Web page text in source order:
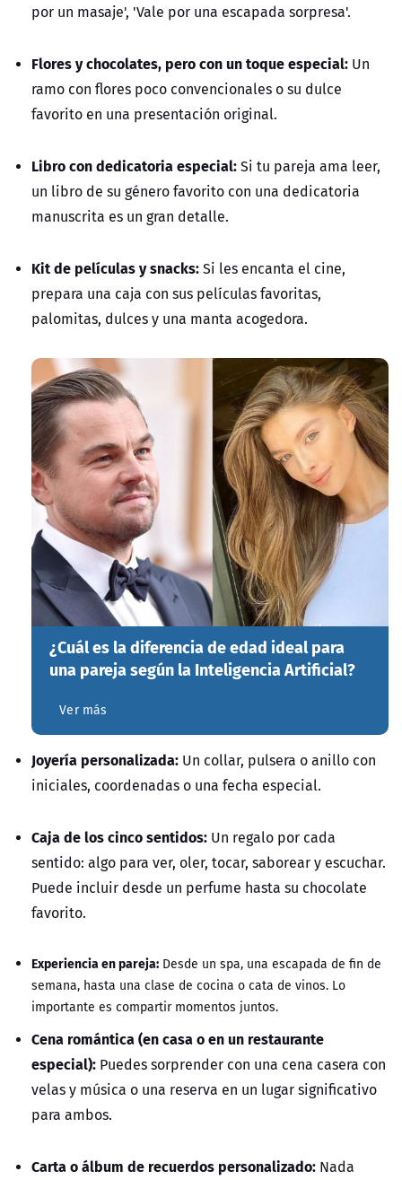
por un masaje', 'Vale por una escapada sorpresa'.
Flores y chocolates, pero con un toque especial: Un
ramo con flores poco convencionales o su dulce
favorito en una presentación original.
Libro con dedicatoria especial:Si tu pareja ama leer,
un libro de su género favorito con una dedicatoria
manuscrita es un gran detalle.
Kit de películas y snacks:Si les encanta el cine,
prepara una caja con sus películas favoritas,
palomitas, dulces y una manta acogedora.
¿Cuál es la diferencia de edad ideal para
una pareja según la Inteligencia Artificial?
Ver más
Joyería personalizada: Un collar, pulsera o anillo con
iniciales, coordenadas o una fecha especial.
Caja de los cinco sentidos: Un regalo por cada
sentido: algo para ver, oler, tocar, saborear y escuchar.
Puede incluir desde un perfume hasta su chocolate
favorito.
Experiencia en pareja: Desde un spa, una escapada de fin de
semana, hasta una clase de cocina o cata de vinos. Lo
importante es compartir momentos juntos.
Cena romántica (en casa o en un restaurante
especial): Puedes sorprender con una cena casera con
velas y música o una reserva en un lugar significativo
para ambos.
Carta o álbum de recuerdos personalizado: Nada